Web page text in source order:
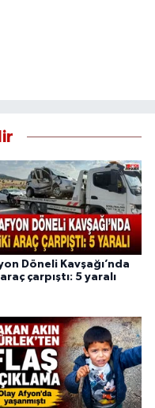
Döneli Kavşağı’nda
çarpıştı: 5 yaralı